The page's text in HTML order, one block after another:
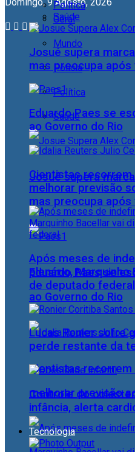
Geral
Mundo
Polícia
Política
Saúde
Josué supera
mas preocupa
Eduardo Paes se
ao Governo do Rio
Cientistas
melhorar previsão
Política
Saúde
Josué supera
mas preocupa
Eduardo Paes se
ao Governo do Rio
Cientistas
melhorar previsão
Após meses de
plenário, Marquinho
de deputado federal
Lucas Ronier sofre
perde restante da
Controle do
infância, alerta
Tecnologia